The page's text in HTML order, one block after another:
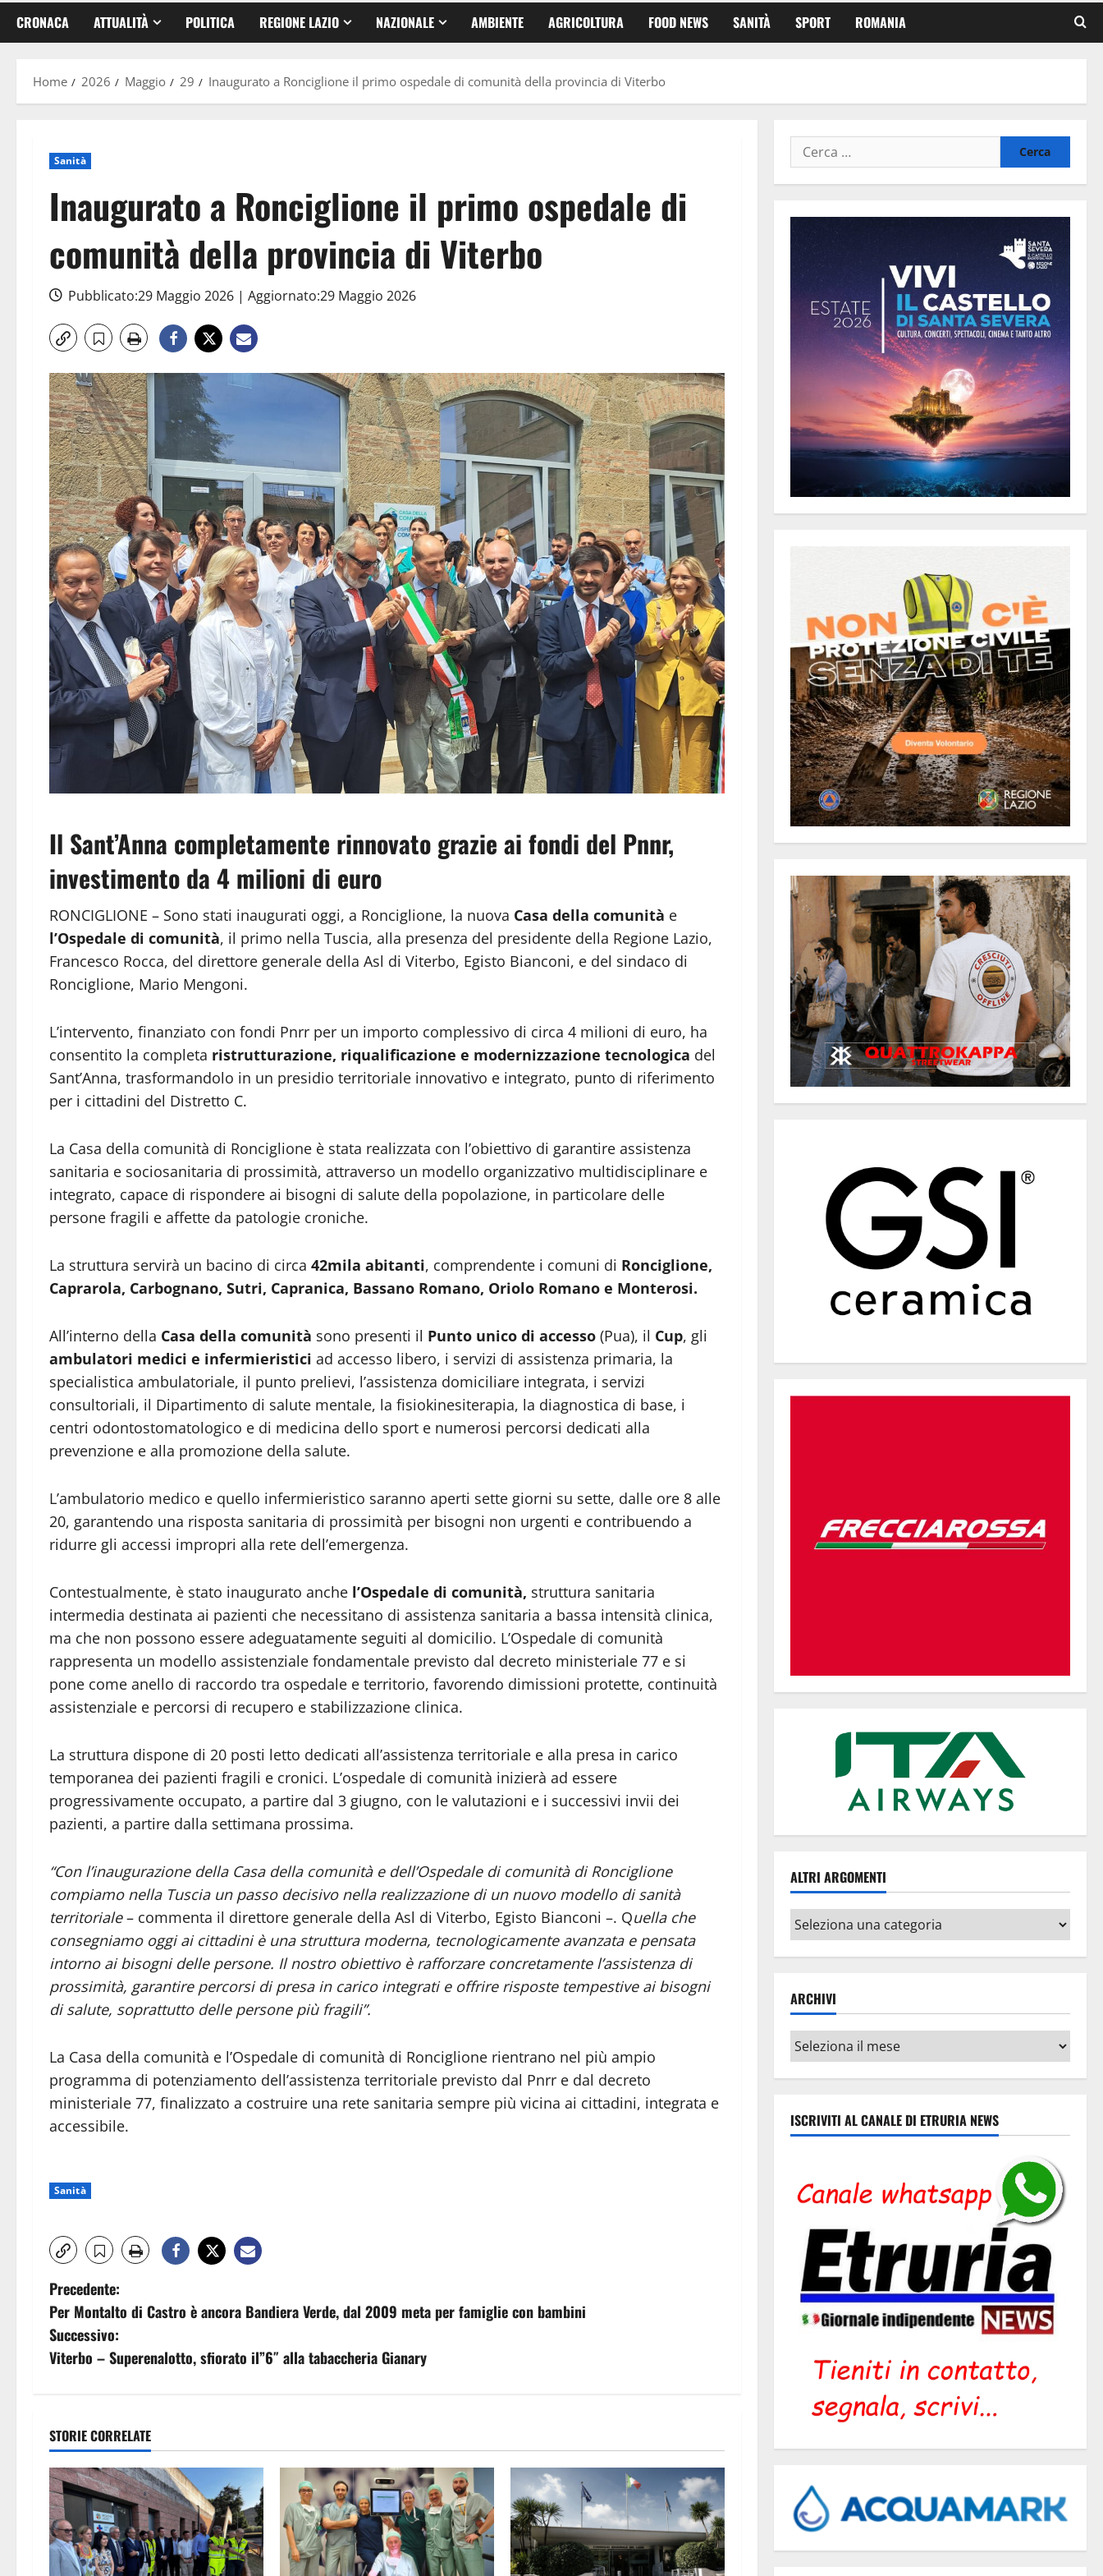
CRONACA ATTUALITÀ POLITICA REGIONE LAZIO NAZIONALE AMBIENTE AGRICOLTURA FOOD NEWS SANITÀ SPORT ROMANIA
Home 2026 Maggio 29 Inaugurato a Ronciglione il primo ospedale di comunità della provincia di Viterbo
Sanità
Inaugurato a Ronciglione il primo ospedale di
comunità della provincia di Viterbo
Pubblicato:29 Maggio 2026 | Aggiornato:29 Maggio 2026
Il Sant’Anna completamente rinnovato grazie ai fondi del Pnnr,
investimento da 4 milioni di euro
RONCIGLIONE – Sono stati inaugurati oggi, a Ronciglione, la nuova Casa della comunità e
l’Ospedale di comunità, il primo nella Tuscia, alla presenza del presidente della Regione Lazio,
Francesco Rocca, del direttore generale della Asl di Viterbo, Egisto Bianconi, e del sindaco di
Ronciglione, Mario Mengoni.
L’intervento, finanziato con fondi Pnrr per un importo complessivo di circa 4 milioni di euro, ha
consentito la completa ristrutturazione, riqualificazione e modernizzazione tecnologica del
Sant’Anna, trasformandolo in un presidio territoriale innovativo e integrato, punto di riferimento
per i cittadini del Distretto C.
La Casa della comunità di Ronciglione è stata realizzata con l’obiettivo di garantire assistenza
sanitaria e sociosanitaria di prossimità, attraverso un modello organizzativo multidisciplinare e
integrato, capace di rispondere ai bisogni di salute della popolazione, in particolare delle
persone fragili e affette da patologie croniche.
La struttura servirà un bacino di circa 42mila abitanti, comprendente i comuni di Ronciglione,
Caprarola, Carbognano, Sutri, Capranica, Bassano Romano, Oriolo Romano e Monterosi.
All’interno della Casa della comunità sono presenti il Punto unico di accesso (Pua), il Cup, gli
ambulatori medici e infermieristici ad accesso libero, i servizi di assistenza primaria, la
specialistica ambulatoriale, il punto prelievi, l’assistenza domiciliare integrata, i servizi
consultoriali, il Dipartimento di salute mentale, la fisiokinesiterapia, la diagnostica di base, i
centri odontostomatologico e di medicina dello sport e numerosi percorsi dedicati alla
prevenzione e alla promozione della salute.
L’ambulatorio medico e quello infermieristico saranno aperti sette giorni su sette, dalle ore 8 alle
20, garantendo una risposta sanitaria di prossimità per bisogni non urgenti e contribuendo a
ridurre gli accessi impropri alla rete dell’emergenza.
Contestualmente, è stato inaugurato anche l’Ospedale di comunità, struttura sanitaria
intermedia destinata ai pazienti che necessitano di assistenza sanitaria a bassa intensità clinica,
ma che non possono essere adeguatamente seguiti al domicilio. L’Ospedale di comunità
rappresenta un modello assistenziale fondamentale previsto dal decreto ministeriale 77 e si
pone come anello di raccordo tra ospedale e territorio, favorendo dimissioni protette, continuità
assistenziale e percorsi di recupero e stabilizzazione clinica.
La struttura dispone di 20 posti letto dedicati all’assistenza territoriale e alla presa in carico
temporanea dei pazienti fragili e cronici. L’ospedale di comunità inizierà ad essere
progressivamente occupato, a partire dal 3 giugno, con le valutazioni e i successivi invii dei
pazienti, a partire dalla settimana prossima.
“Con l’inaugurazione della Casa della comunità e dell’Ospedale di comunità di Ronciglione
compiamo nella Tuscia un passo decisivo nella realizzazione di un nuovo modello di sanità
territoriale– commenta il direttore generale della Asl di Viterbo, Egisto Bianconi –. Quella che
consegniamo oggi ai cittadini è una struttura moderna, tecnologicamente avanzata e pensata
intorno ai bisogni delle persone. Il nostro obiettivo è rafforzare concretamente l’assistenza di
prossimità, garantire percorsi di presa in carico integrati e offrire risposte tempestive ai bisogni
di salute, soprattutto delle persone più fragili”.
La Casa della comunità e l’Ospedale di comunità di Ronciglione rientrano nel più ampio
programma di potenziamento dell’assistenza territoriale previsto dal Pnrr e dal decreto
ministeriale 77, finalizzato a costruire una rete sanitaria sempre più vicina ai cittadini, integrata e
accessibile.
Sanità
N
a
v
g
a
z
i
Precedente:
Per Montalto di Castro è ancora Bandiera Verde, dal 2009 meta per famiglie con bambini
Successivo:
Viterbo – Superenalotto, sfiorato il”6″ alla tabaccheria Gianary
STORIE CORRELATE
Ricerca
per:
ALTRI ARGOMENTI
Altri
argomenti
ARCHIVI
Archivi
ISCRIVITI AL CANALE DI ETRURIA NEWS